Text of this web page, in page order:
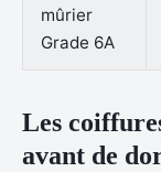
mûrier
Grade 6A
Les
avant de